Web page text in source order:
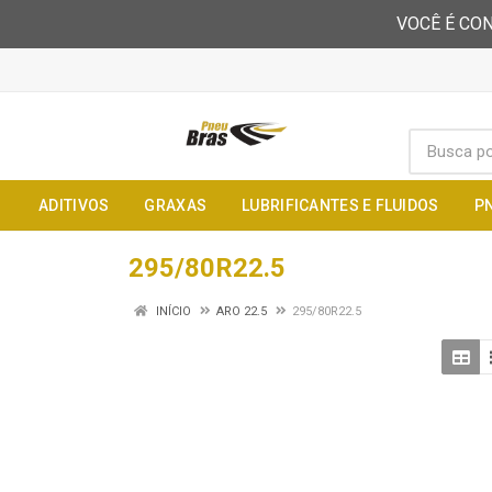
VOCÊ É
ADITIVOS GRAXAS LUBRIFICANTES E FLUIDOS
295/80R22.5
INÍCIO ARO 22.5 295/80R22.5